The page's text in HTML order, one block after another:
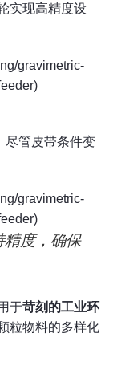
实现高精度设
gravimetric-
尽管皮带条件变
gravimetric-
精度，确保
于苛刻的工业环
粒物料的多样化